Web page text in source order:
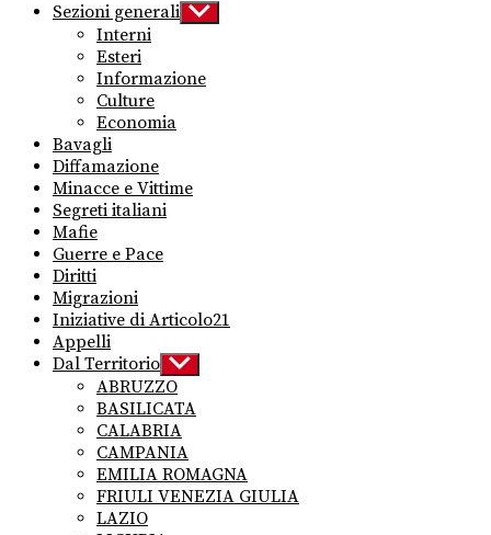
Sezioni generali Show
sub
Interni
Esteri
Informazione
Culture
Economia
Bavagli
Diffamazione
Minacce e Vittime
Segreti italiani
Mafie
Guerre e Pace
Diritti
Migrazioni
Iniziative di Articolo21
Appelli
Dal Territorio Show
sub
menu
ABRUZZO
BASILICATA
CALABRIA
CAMPANIA
EMILIA ROMAGNA
FRIULI VENEZIA GIULIA
LAZIO